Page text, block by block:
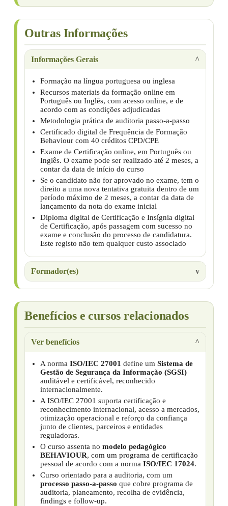
Outras Informações
Informações Gerais
Formação na língua portuguesa ou inglesa
Recursos materiais da formação online em
Português ou Inglês, com acesso online, e de
acordo com as condições adjudicadas
Metodologia prática de auditoria passo-a-passo
Certificado digital de Frequência de Formação
Behaviour com 40 créditos CPD/CPE
Exame de Certificação online, em Português ou
Inglês. O exame pode ser realizado até 2 meses, a
contar da data de início do curso
Se o candidato não for aprovado no exame, tem o
direito a uma nova tentativa gratuita dentro de um
período máximo de 2 meses, a contar da data de
lançamento da nota do exame inicial
Diploma digital de Certificação e Insígnia digital
de Certificação, após passagem com sucesso no
exame e conclusão do processo de candidatura.
Este registo não tem qualquer custo associado
Formador(es)
Benefícios e cursos relacionados
Ver benefícios
A norma ISO/IEC 27001 define um Sistema de
Gestão de Segurança da Informação (SGSI)
auditável e certificável, reconhecido
internacionalmente.
A ISO/IEC 27001 suporta certificação e
reconhecimento internacional, acesso a mercados,
otimização operacional e reforço da confiança
junto de clientes, parceiros e entidades
reguladoras.
O curso assenta no modelo pedagógico
BEHAVIOUR, com um programa de certificação
pessoal de acordo com a norma ISO/IEC 17024.
Curso orientado para a auditoria, com um
processo passo-a-passo que cobre programa de
auditoria, planeamento, recolha de evidência,
findings e follow-up.